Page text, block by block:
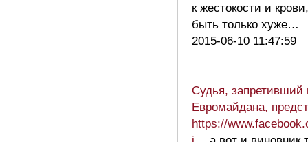
к жестокости и
быть только хуже…
2015-06-10 11:47:59
Судья, запретивший
Евромайдана,
https://